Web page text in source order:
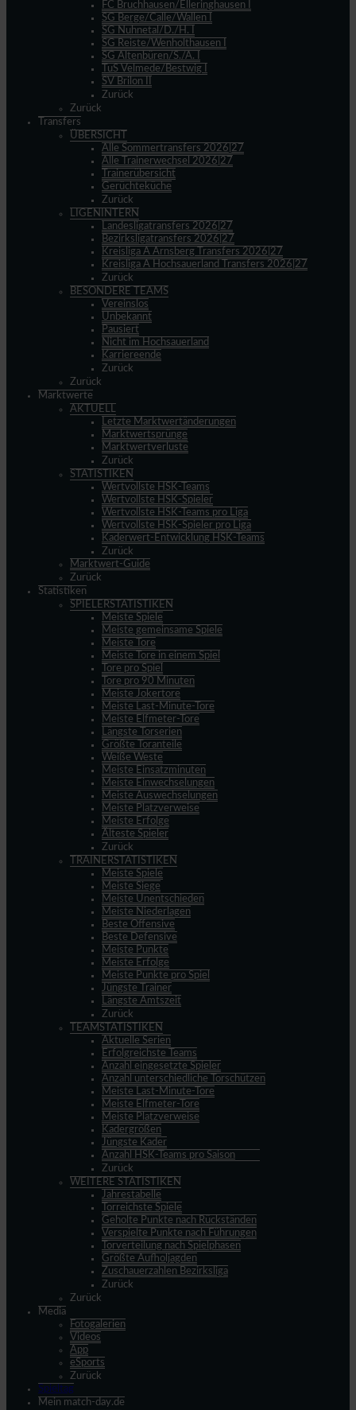
FC Bruchhausen/Elleringhausen I
SG Berge/Calle/Wallen I
SG Nuhnetal/D./H. I
SG Reiste/Wenholthausen I
SG Altenbüren/S./A. I
TuS Velmede/Bestwig I
SV Brilon II
Zurück
Zurück
Transfers
ÜBERSICHT
Alle Sommertransfers 2026|27
Alle Trainerwechsel 2026|27
Trainerübersicht
Gerüchteküche
Zurück
LIGENINTERN
Landesligatransfers 2026|27
Bezirksligatransfers 2026|27
Kreisliga A Arnsberg Transfers 2026|27
Kreisliga A Hochsauerland Transfers 2026|27
Zurück
BESONDERE TEAMS
Vereinslos
Unbekannt
Pausiert
Nicht im Hochsauerland
Karriereende
Zurück
Zurück
Marktwerte
AKTUELL
Letzte Marktwertänderungen
Marktwertsprünge
Marktwertverluste
Zurück
STATISTIKEN
Wertvollste HSK-Teams
Wertvollste HSK-Spieler
Wertvollste HSK-Teams pro Liga
Wertvollste HSK-Spieler pro Liga
Kaderwert-Entwicklung HSK-Teams
Zurück
Marktwert-Guide
Zurück
Statistiken
SPIELERSTATISTIKEN
Meiste Spiele
Meiste gemeinsame Spiele
Meiste Tore
Meiste Tore in einem Spiel
Tore pro Spiel
Tore pro 90 Minuten
Meiste Jokertore
Meiste Last-Minute-Tore
Meiste Elfmeter-Tore
Längste Torserien
Größte Toranteile
Weiße Weste
Meiste Einsatzminuten
Meiste Einwechselungen
Meiste Auswechselungen
Meiste Platzverweise
Meiste Erfolge
Älteste Spieler
Zurück
TRAINERSTATISTIKEN
Meiste Spiele
Meiste Siege
Meiste Unentschieden
Meiste Niederlagen
Beste Offensive
Beste Defensive
Meiste Punkte
Meiste Erfolge
Meiste Punkte pro Spiel
Jüngste Trainer
Längste Amtszeit
Zurück
TEAMSTATISTIKEN
Aktuelle Serien
Erfolgreichste Teams
Anzahl eingesetzte Spieler
Anzahl unterschiedliche Torschützen
Meiste Last-Minute-Tore
Meiste Elfmeter-Tore
Meiste Platzverweise
Kadergrößen
Jüngste Kader
Anzahl HSK-Teams pro Saison
Zurück
WEITERE STATISTIKEN
Jahrestabelle
Torreichste Spiele
Geholte Punkte nach Rückständen
Verspielte Punkte nach Führungen
Torverteilung nach Spielphasen
Größte Aufholjagden
Zuschauerzahlen Bezirksliga
Zurück
Zurück
Media
Fotogalerien
Videos
App
eSports
Zurück
Spieltag
Mein match-day.de